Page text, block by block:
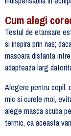
Cum alegi
Testul de etansare
si inspira prin nas;
masoara distanta
adapteaza larg
Alegere pentru copil:
mic si curele moi,
alege masca scuba
termic, ca aceasta